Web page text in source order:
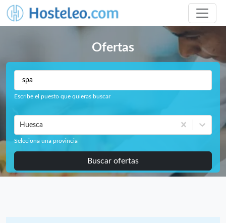
Ofertas
Escribe el puesto que quieras buscar
Huesca
Seleciona una provincia
Buscar ofertas